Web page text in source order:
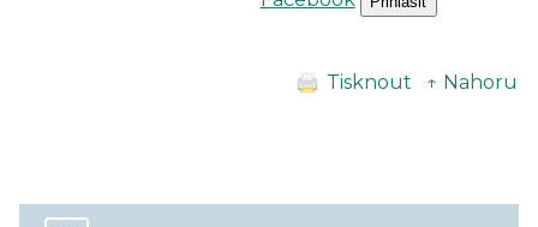
Tisknout ↑ Nahoru